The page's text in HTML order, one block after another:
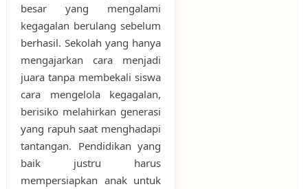
besar yang mengalami
kegagalan berulang sebelum
berhasil. Sekolah yang hanya
mengajarkan cara menjadi
juara tanpa membekali siswa
cara mengelola kegagalan,
berisiko melahirkan generasi
yang rapuh saat menghadapi
tantangan. Pendidikan yang
baik justru harus
mempersiapkan anak untuk